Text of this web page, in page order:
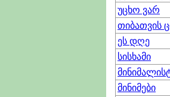
უცხო ვარ
თიბათვის
ეს დღე
სისხამი
მინიმები